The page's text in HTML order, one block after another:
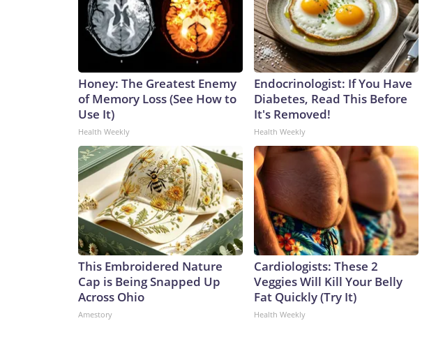
Honey: The Greatest Enemy
of Memory Loss (See How to
Use It)
Health Weekly
Endocrinologist: If You Have
Diabetes, Read This Before
It's Removed!
Health Weekly
This Embroidered Nature
Cap is Being Snapped Up
Across Ohio
Amestory
Cardiologists: These 2
Veggies Will Kill Your Belly
Fat Quickly (Try It)
Health Weekly